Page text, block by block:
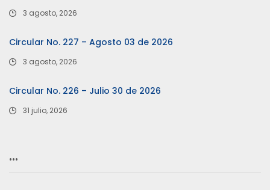
3 agosto, 2026
Circular No. 227 – Agosto 03 de 2026
3 agosto, 2026
Circular No. 226 – Julio 30 de 2026
31 julio, 2026
…